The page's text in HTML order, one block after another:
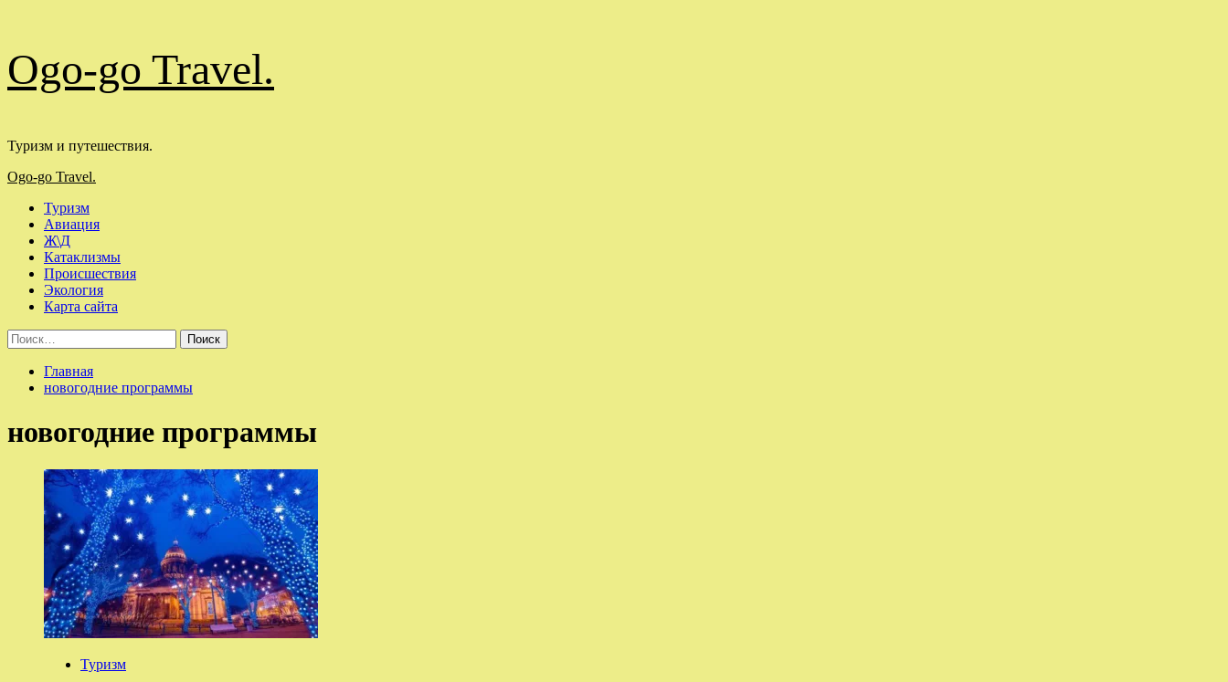
к
содержимому
Ogo-go Travel.
Туризм и путешествия.
Основное
Ogo-go Travel.
Туризм
Авиация
Ж\Д
Катаклизмы
Происшествия
Экология
Карта сайта
Найти:
Главная
новогодние программы
новогодние программы
Туризм